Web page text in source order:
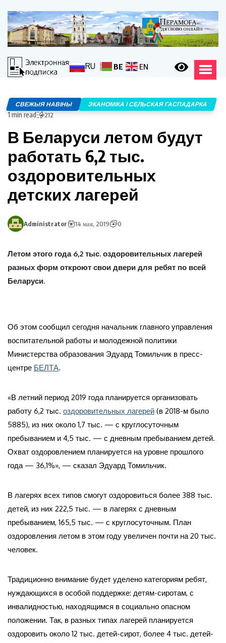
RU BE EN
СВЕЖЫЯ НАВІНЫ ЭКАНОМІКА І СЕЛЬСКАЯ ГАСПАДАРКА
1 min read 212
В Беларуси летом будут
работать 6,2 тыс.
оздоровительных
детских лагерей
Administrator 14 мая, 2019 0
Летом этого года 6,2 тыс. оздоровительных лагерей
разных форм откроют свои двери для ребят по всей
Беларуси.
Об этом сообщил сегодня начальник главного управления
воспитательной работы и молодежной политики
Министерства образования Эдуард Томильчик в пресс-
центре БЕЛТА.
«В летний период 2019 года планируется организовать
работу 6,2 тыс. оздоровительных лагерей (в 2018-м было
5885), из них около 1,7 тыс. — с круглосуточным
пребыванием и 4,5 тыс. — с дневным пребыванием детей.
Охват оздоровлением планируется на уровне прошлого
года — 36,1%», — сказал Эдуард Томильчик.
В лагерях всех типов смогут оздоровиться более 388 тыс.
детей, из них 222,5 тыс. — в лагерях с дневным
пребыванием, 165,5 тыс. — с круглосуточным. План
оздоровления летом в этом году увеличен почти на 20 тыс.
человек.
Традиционно внимание будет уделено категориям ребят,
нуждающихся в особой поддержке: детям-сиротам, с
инвалидностью, находящимся в социально опасном
положении. Так, в разных типах лагерей планируется
оздоровить около 12 тыс. детей-сирот, более 4 тыс. детей-